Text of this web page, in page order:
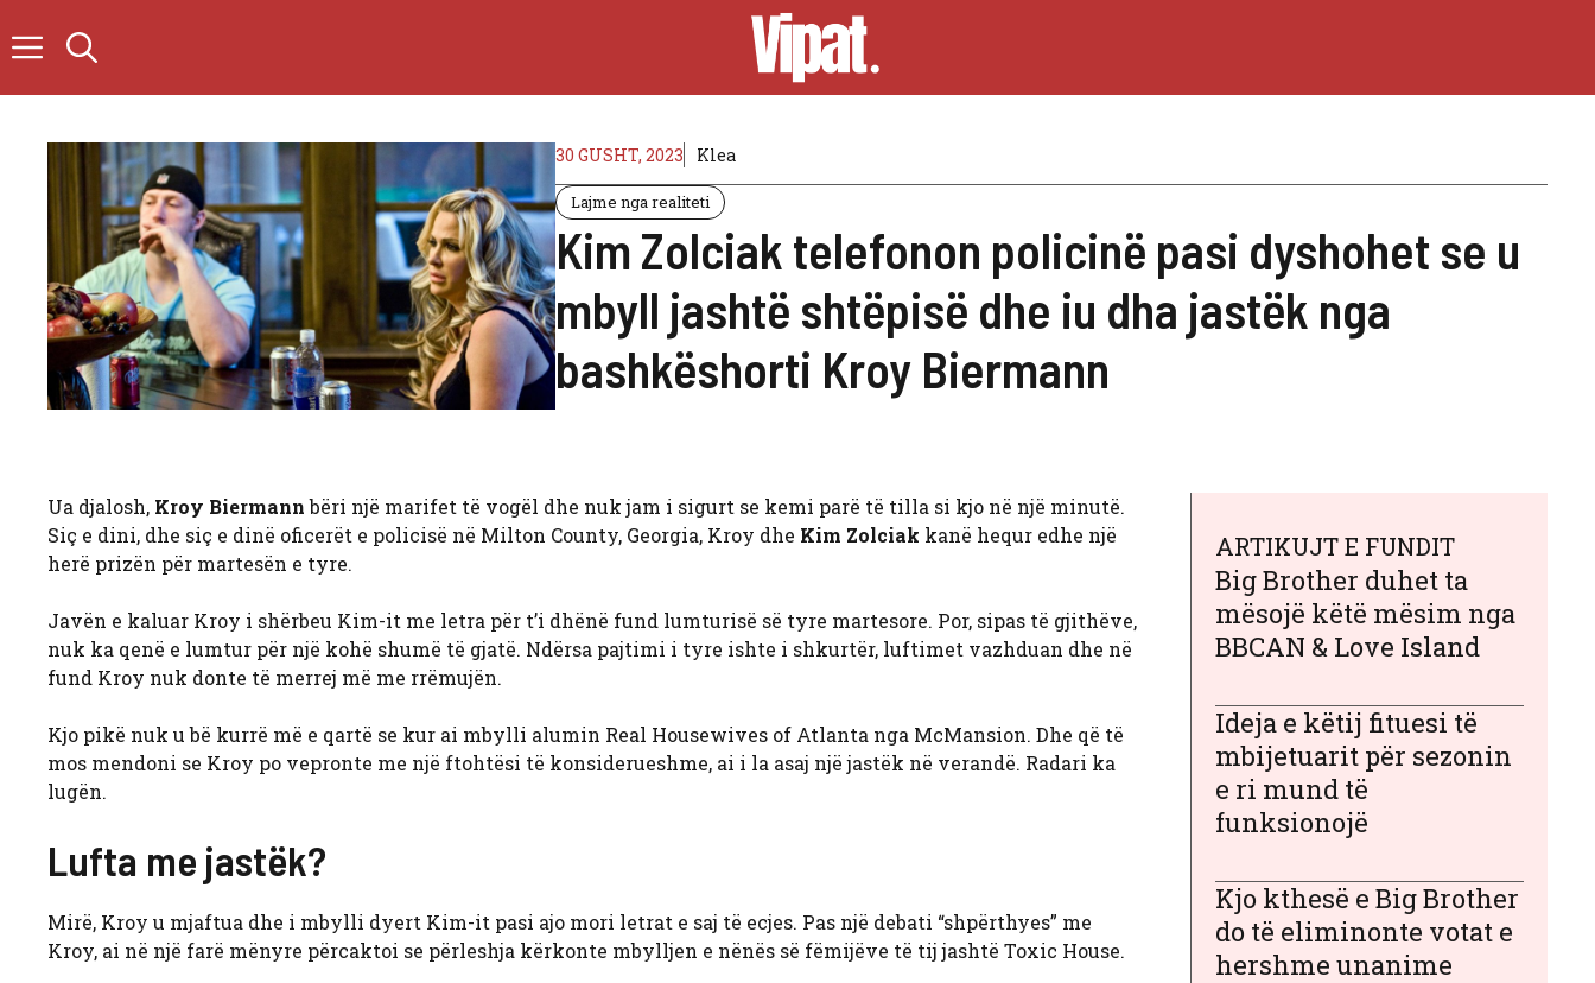
to
30 GUSHT, 2023 Klea
Lajme nga realiteti
Kim Zolciak telefonon policinë pasi dyshohet se u
mbyll jashtë shtëpisë dhe iu dha jastëk nga
bashkëshorti Kroy Biermann
Ua djalosh, Kroy Biermannbëri një marifet të vogël dhe nuk jam i sigurt se kemi parë të tilla si kjo në një minutë.
Siç e dini, dhe siç e dinë oficerët e policisë në Milton County, Georgia, Kroy dhe Kim Zolciak kanë hequr edhe një
herë prizën për martesën e tyre.
Javën e kaluar Kroy i shërbeu Kim-it me letra për t’i dhënë fund lumturisë së tyre martesore. Por, sipas të gjithëve,
nuk ka qenë e lumtur për një kohë shumë të gjatë. Ndërsa pajtimi i tyre ishte i shkurtër, luftimet vazhduan dhe në
fund Kroy nuk donte të merrej më me rrëmujën.
Kjo pikë nuk u bë kurrë më e qartë se kur ai mbylli alumin Real Housewives of Atlanta nga McMansion. Dhe që të
mos mendoni se Kroy po vepronte me një ftohtësi të konsiderueshme, ai i la asaj një jastëk në verandë. Radari ka
lugën.
Lufta me jastëk?
Mirë, Kroy u mjaftua dhe i mbylli dyert Kim-it pasi ajo mori letrat e saj të ecjes. Pas një debati “shpërthyes” me
Kroy, ai në një farë mënyre përcaktoi se përleshja kërkonte mbylljen e nënës së fëmijëve të tij jashtë Toxic House.
ARTIKUJT E FUNDIT
Big Brother duhet ta
mësojë këtë mësim nga
BBCAN & Love Island
Ideja e këtij fituesi të
mbijetuarit për sezonin
e ri mund të
funksionojë
Kjo kthesë e Big Brother
do të eliminonte votat e
hershme unanime